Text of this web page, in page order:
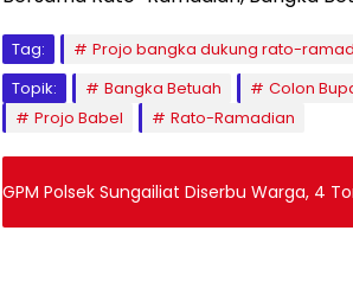
Tag:
Projo bangka dukung rato-
Topik:
Bangka Betuah Colon
Projo Babel
Rato-Ramadian
GPM Polsek Sungailiat Diserbu Warga, 4